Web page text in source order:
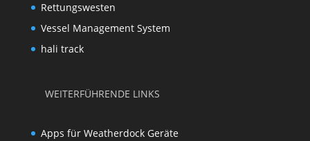
Rettungswesten
Vessel Management System
hali track
WEITERFÜHRENDE LINKS
Apps für Weatherdock Geräte